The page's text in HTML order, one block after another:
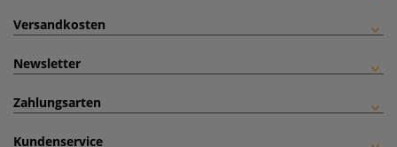
Versandkosten
Newsletter
Zahlungsarten
Kundenservice